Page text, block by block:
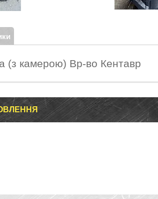
(з камерою) Вр-во Кентавр